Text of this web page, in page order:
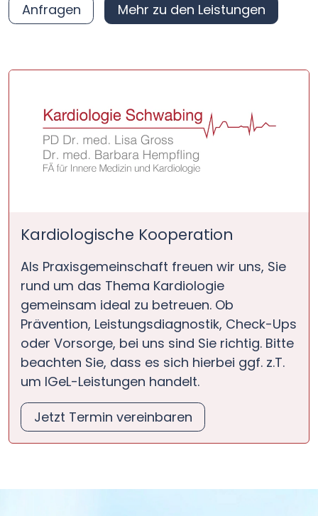
Anfragen Mehr zu den Leistungen
Kardiologische Kooperation
Als Praxisgemeinschaft freuen wir uns, Sie
rund um das Thema Kardiologie
gemeinsam ideal zu betreuen. Ob
Prävention, Leistungsdiagnostik, Check-Ups
oder Vorsorge, bei uns sind Sie richtig. Bitte
beachten Sie, dass es sich hierbei ggf. z.T.
um IGeL-Leistungen handelt.
Jetzt Termin vereinbaren